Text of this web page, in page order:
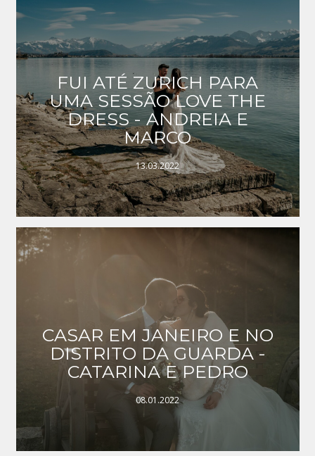
FUI ATÉ ZURICH PARA
UMA SESSÃO LOVE THE
DRESS - ANDREIA E
MARCO
13.03.2022
CASAR EM JANEIRO E NO
DISTRITO DA GUARDA -
CATARINA E PEDRO
08.01.2022